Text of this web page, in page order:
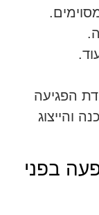
הפגיעה
והייצוג
בפני